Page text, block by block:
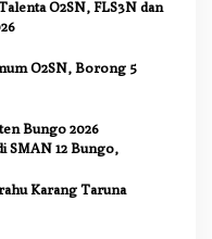
O2SN, FLS3N dan
O2SN, Borong 5
Bungo 2026
SMAN 12 Bungo,
Karang Taruna